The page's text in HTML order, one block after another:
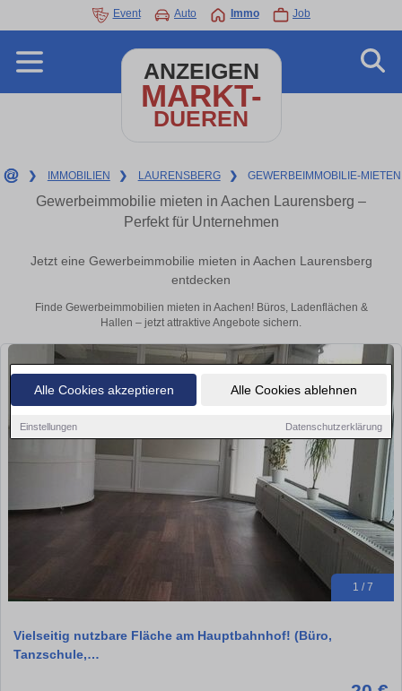
Alle Cookies akzeptieren Alle Cookies ablehnen
Einstellungen Datenschutzerklärung
Event Auto Immo Job
ANZEIGEN
MARKT-
DUEREN
❯ IMMOBILIEN ❯ LAURENSBERG ❯ GEWERBEIMMOBILIE-MIETEN
Gewerbeimmobilie mieten in Aachen Laurensberg –
Perfekt für Unternehmen
Jetzt eine Gewerbeimmobilie mieten in Aachen Laurensberg
entdecken
Finde Gewerbeimmobilien mieten in Aachen! Büros, Ladenflächen &
Hallen – jetzt attraktive Angebote sichern.
1 / 7
Vielseitig nutzbare Fläche am Hauptbahnhof! (Büro,
Tanzschule,…